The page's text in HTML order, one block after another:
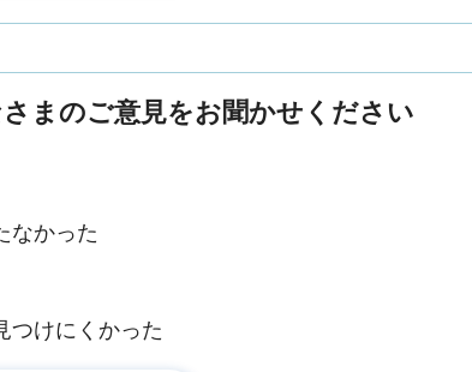
まのご意見をお聞かせください
なかった
つけにくかった